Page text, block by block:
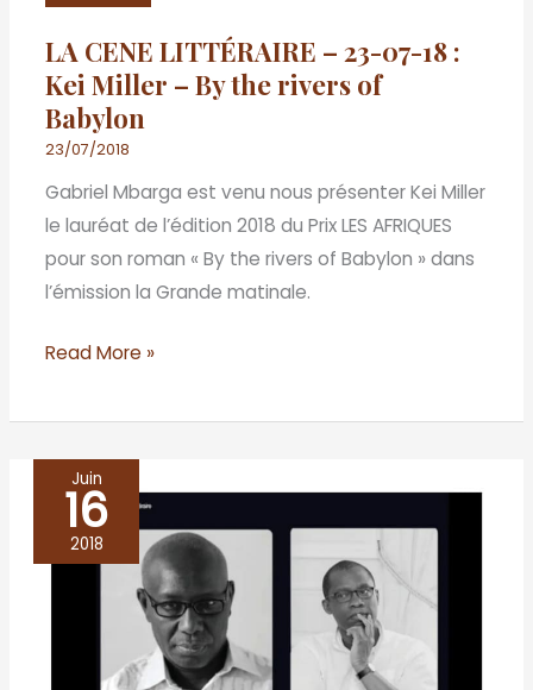
LA CENE LITTÉRAIRE – 23-07-18 :
Kei Miller – By the rivers of
Babylon
23/07/2018
Gabriel Mbarga est venu nous présenter Kei Miller
le lauréat de l’édition 2018 du Prix LES AFRIQUES
pour son roman « By the rivers of Babylon » dans
l’émission la Grande matinale.
23-
07-
18
:
Kei
Miller
–
By
rivers
Babylon
Read More »
Juin
16
2018
Face-
Boubacar